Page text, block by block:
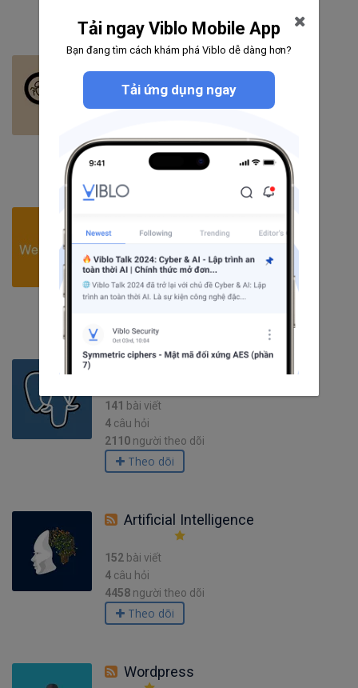
1012người theo dõi
Theo dõi
49bài viết
5câu hỏi
1747người theo dõi
141 bài viết
4 câu hỏi
2110 người theo dõi
Theo dõi
Artificial Intelligence
152 bài viết
4 câu hỏi
4458 người theo dõi
Theo dõi
Wordpress
Tải ngay Viblo Mobile App
Bạn đang tìm cách khám phá Viblo dễ dàng hơn?
Tải ứng dụng ngay